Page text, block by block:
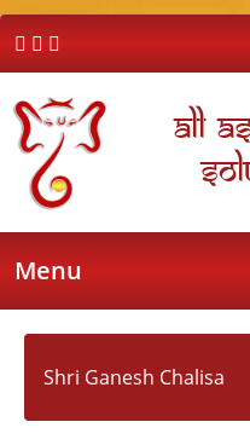
All
Menu
Shri Ganesh Chalisa